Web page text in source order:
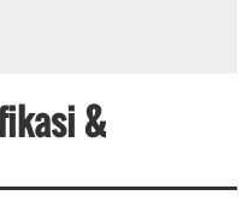
&